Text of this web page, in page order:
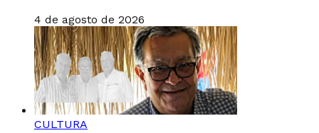
4 de agosto de 2026
CULTURA